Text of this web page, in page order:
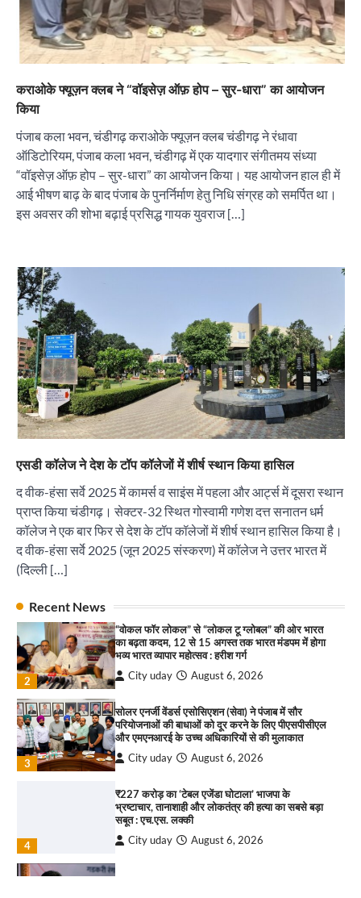
कराओके फ्यूज़न क्लब ने “वॉइसेज़ ऑफ़ होप – सुर-धारा” का आयोजन
किया
पंजाब कला भवन, चंडीगढ़ कराओके फ्यूज़न क्लब चंडीगढ़ ने रंधावा
ऑडिटोरियम, पंजाब कला भवन, चंडीगढ़ में एक यादगार संगीतमय संध्या
“वॉइसेज़ ऑफ़ होप – सुर-धारा” का आयोजन किया। यह आयोजन हाल ही में
आई भीषण बाढ़ के बाद पंजाब के पुनर्निर्माण हेतु निधि संग्रह को समर्पित था।
इस अवसर की शोभा बढ़ाई प्रसिद्ध गायक युवराज […]
एसडी कॉलेज ने देश के टॉप कॉलेजों में शीर्ष स्थान किया हासिल
द वीक-हंसा सर्वे 2025 में कामर्स व साइंस में पहला और आर्ट्स में दूसरा स्थान
प्राप्त किया चंडीगढ़। सेक्टर-32 स्थित गोस्वामी गणेश दत्त सनातन धर्म
कॉलेज ने एक बार फिर से देश के टॉप कॉलेजों में शीर्ष स्थान हासिल किया है।
द वीक-हंसा सर्वे 2025 (जून 2025 संस्करण) में कॉलेज ने उत्तर भारत में
(दिल्ली […]
Recent News
2
का बढ़ता कदम, 12 से 15 अगस्त तक भारत मंडपम में होगा
भव्य भारत व्यापार महोत्सव : हरीश गर्ग
City uday August 6, 2026
3
सोलर एनर्जी वेंडर्स एसोसिएशन (सेवा) ने पंजाब में सौर
परियोजनाओं की बाधाओं को दूर करने के लिए पीएसपीसीएल
और एमएनआरई के उच्च अधिकारियों से की मुलाकात
City uday August 6, 2026
4
₹227 करोड़ का ‘टेबल एजेंडा घोटाला’ भाजपा के
सबूत : एच.एस. लक्की
City uday August 6, 2026
इंडियन नेशनल थियेटर द्वारा 9 अगस्त को होगा ‘वर्षा ऋतु
2
“वोकल फॉर लोकल” से “लोकल टू ग्लोबल” की ओर भारत
का बढ़ता कदम, 12 से 15 अगस्त तक भारत मंडपम में होगा
भव्य भारत व्यापार महोत्सव : हरीश गर्ग
City uday August 6, 2026
3
सोलर एनर्जी वेंडर्स एसोसिएशन (सेवा) ने पंजाब में सौर
परियोजनाओं की बाधाओं को दूर करने के लिए पीएसपीसीएल
और एमएनआरई के उच्च अधिकारियों से की मुलाकात
City uday August 6, 2026
4
₹227 करोड़ का ‘टेबल एजेंडा घोटाला’ भाजपा के
भ्रष्टाचार, तानाशाही और लोकतंत्र की हत्या का सबसे बड़ा
सबूत : एच.एस. लक्की
City uday August 6, 2026
2
पारस हेल्थ पंचकूला ने ‘तिरंगा यात्रा 2025’ का हरियाणा से
आयाम
City uday August 13, 2025
3
सरकारी आदर्श उच्च विद्यालय, सैक्टर 34-सी, चण्डीगढ़ में
कार्यक्रम आयोजित
City uday August 6, 2025
राहुल गाँधी ने खाई है वैश्विक मंच पर भारत को कमजोर करने
की कसम: देवशाली
City uday August 6, 2025